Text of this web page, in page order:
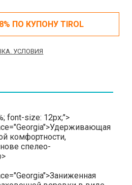
ПО КУПОНУ TIROL
УСЛОВИЯ
font-size: 12px;">
комфортности,
спелео-